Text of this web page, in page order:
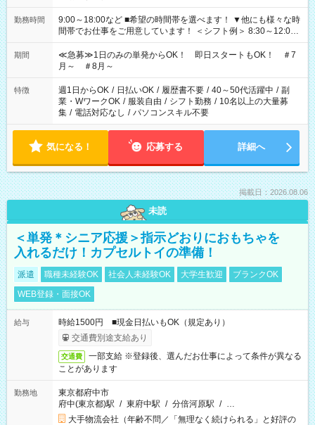
勤務時間
9:00～18:00など ■希望の時間帯を選べます！ ▼他にも様々な時
間帯でお仕事をご用意しています！ ＜シフト例＞ 8:30～12:00
17:00～22:00 13:00～22:00 22:00～翌6:00 など
期間
≪急募≫1日のみの単発からOK！ 即日スタートもOK！ ＃7
月～ ＃8月～
特徴 週1日からOK / 日払いOK / 履歴書不要 / 40～50代活躍中 / 副
業・WワークOK / 服装自由 / シフト勤務 / 10名以上の大量募
集 / 電話対応なし / パソコンスキル不要
気になる！ 応募する 詳細へ
掲載日：2026.08.06
未読
＜単発＊シニア応援＞指示どおりにおもちゃを
入れるだけ！カプセルトイの準備！
派遣 職種未経験OK 社会人未経験OK 大学生歓迎
ブランクOK
WEB登録・面接OK
給与
時給1500円 ■現金日払いもOK（規定あり）
交通費別途支給あり
交通費
一部支給 ※登録後、選んだお仕事によって条件が異なる
ことがあります
勤務地
東京都府中市
府中(東京都)駅 / 東府中駅 / 分倍河原駅 / …
大手物流会社（年齢不問／「無理なく続けられる」と好評の